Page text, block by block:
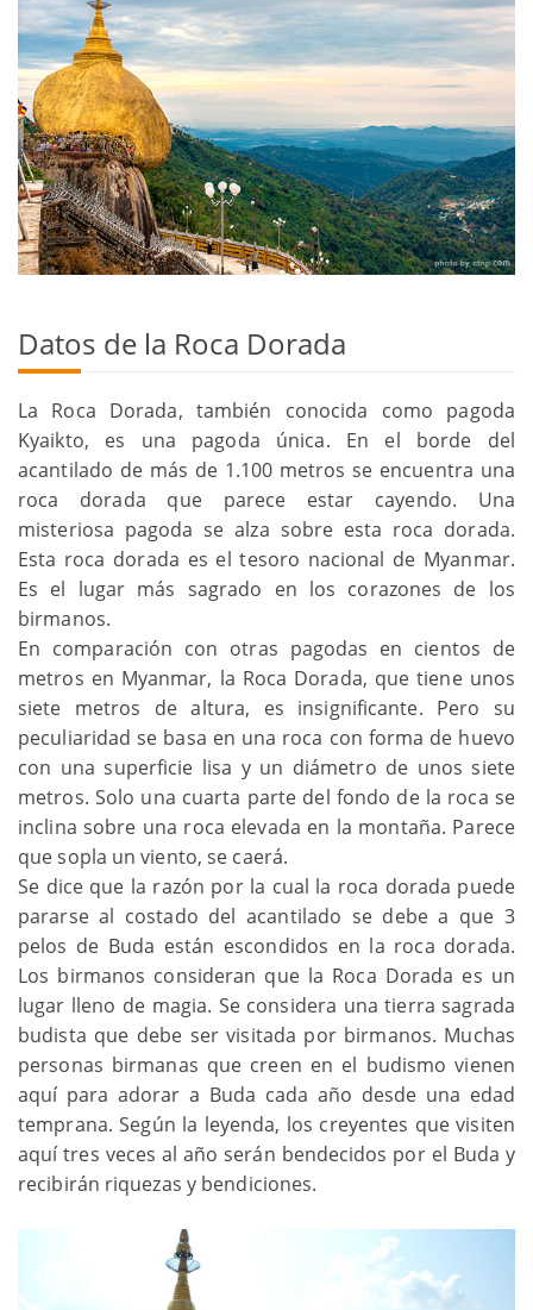
Datos de la Roca Dorada
La Roca Dorada, también conocida como pagoda
Kyaikto, es una pagoda única. En el borde del
acantilado de más de 1.100 metros se encuentra una
roca dorada que parece estar cayendo. Una
misteriosa pagoda se alza sobre esta roca dorada.
Esta roca dorada es el tesoro nacional de Myanmar.
Es el lugar más sagrado en los corazones de los
birmanos.
En comparación con otras pagodas en cientos de
metros en Myanmar, la Roca Dorada, que tiene unos
siete metros de altura, es insignificante. Pero su
peculiaridad se basa en una roca con forma de huevo
con una superficie lisa y un diámetro de unos siete
metros. Solo una cuarta parte del fondo de la roca se
inclina sobre una roca elevada en la montaña. Parece
que sopla un viento, se caerá.
Se dice que la razón por la cual la roca dorada puede
pararse al costado del acantilado se debe a que 3
pelos de Buda están escondidos en la roca dorada.
Los birmanos consideran que la Roca Dorada es un
lugar lleno de magia. Se considera una tierra sagrada
budista que debe ser visitada por birmanos. Muchas
personas birmanas que creen en el budismo vienen
aquí para adorar a Buda cada año desde una edad
temprana. Según la leyenda, los creyentes que visiten
aquí tres veces al año serán bendecidos por el Buda y
recibirán riquezas y bendiciones.